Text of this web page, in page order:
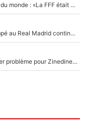
Didier Deschamps abandonné en pleine Coupe du monde : «La FFF était déjà passée à Zinedine Zidane»
«C'est une fierté» : La signature de Kylian Mbappé au Real Madrid continue de régaler l'Espagne
Michael Olise : Pierre Ménès annonce un premier problème pour Zinedine Zidane en équipe de France